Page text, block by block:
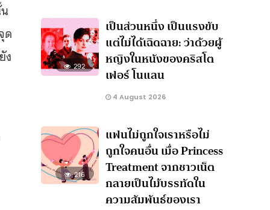
ด
ง
292
เป็นส่วนหนึ่ง เป็นแรงขับ
แต่ไม่ได้เฉิดฉาย: ว่าด้วยผู้
หญิงในหนังของคริสโต
เฟอร์ โนแลน
4 August 2026
216
แฟนไม่ถูกใจเราหรือไม่
ถูกใจคนอื่น เมื่อ Princess
Treatment จากชาวเน็ต
กลายเป็นไม้บรรทัดใน
ความสัมพันธ์ของเรา